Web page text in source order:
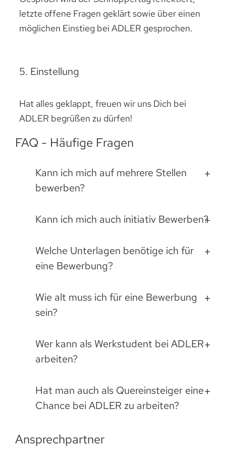
letzte offene Fragen geklärt sowie über einen
möglichen Einstieg bei ADLER gesprochen.
5. Einstellung
Hat alles geklappt, freuen wir uns Dich bei
ADLER begrüßen zu dürfen!
FAQ - Häufige Fragen
Kann ich mich auf mehrere Stellen
bewerben?
Kann ich mich auch initiativ Bewerben?
Welche Unterlagen benötige ich für
eine Bewerbung?
Wie alt muss ich für eine Bewerbung
sein?
Wer kann als Werkstudent bei ADLER
arbeiten?
Hat man auch als Quereinsteiger eine
Chance bei ADLER zu arbeiten?
Ansprechpartner